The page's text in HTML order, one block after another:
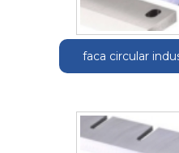
faca circular